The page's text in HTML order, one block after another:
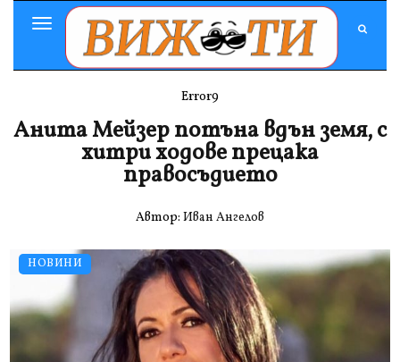
Toggle
Navigation
НОВИНИ
Error9
Анита Мейзер потъна вдън земя, с
хитри ходове прецака
правосъдието
Автор: Иван Ангелов